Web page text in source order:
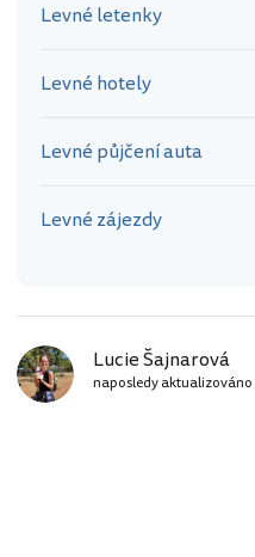
Levné letenky
Levné hotely
Levné půjčení auta
Levné zájezdy
Lucie Šajnarová
naposledy aktualizováno